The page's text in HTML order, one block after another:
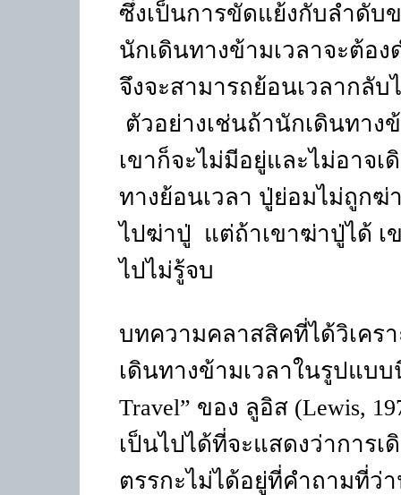
ซึ่งเป็นการขัดแย้งกับลำดับ
นักเดินทางข้ามเวลาจะต้อ
จึงจะสามารถย้อนเวลากลั
ตัวอย่างเช่นถ้านักเดินทาง
เขาก็จะไม่มีอยู่และไม่อาจ
ทางย้อนเวลา ปู่ย่อมไม่ถูกฆ่
ไปฆ่าปู่
แต่ถ้าเขาฆ่าปู่ได้ เ
ไปไม่รู้จบ
บทความคลาสสิคที่ได้วิเค
เดินทางข้ามเวลาในรูปแบ
Travel” ของ ลูอิส (Lewis,
เป็นไปได้ที่จะแสดงว่าการเ
ตรรกะไม่ได้อยู่ที่คำถามที่ว่